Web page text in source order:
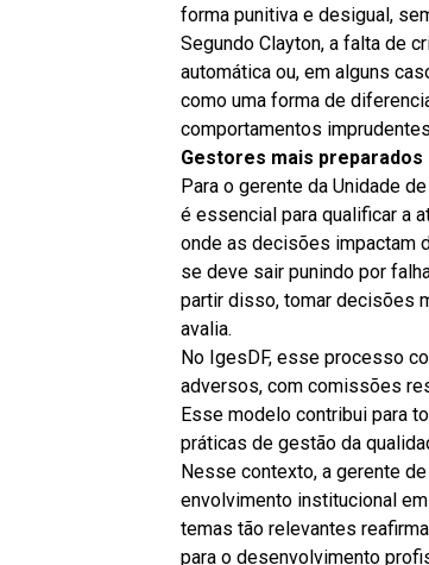
forma punitiva e desigual,
Segundo Clayton, a falta de
automática ou, em alguns
como uma forma de
comportamentos
Gestores mais
Para o gerente da Unidade
é essencial para qualificar a
onde as decisões impactam
se deve sair punindo por
partir disso, tomar decisões
avalia.
No IgesDF, esse processo
adversos, com comissões
Esse modelo contribui para
práticas de gestão da
Nesse contexto, a gerente
envolvimento institucional
temas tão relevantes
para o desenvolvimento